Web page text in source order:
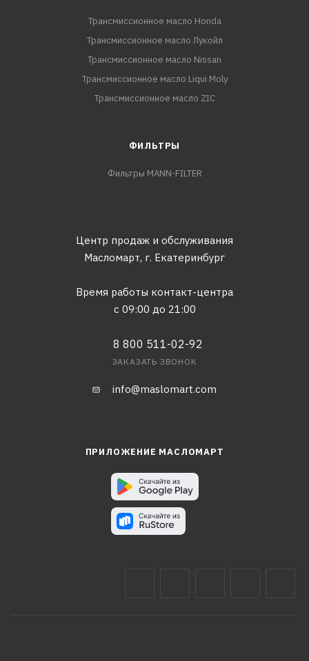
Трансмиссионное масло Honda
Трансмиссионное масло Лукойл
Трансмиссионное масло Nissan
Трансмиссионное масло Liqui Moly
Трансмиссионное масло ZIC
ФИЛЬТРЫ
Фильтры MANN-FILTER
Центр продаж и обслуживания
Масломарт, г. Екатеринбург
Время работы контакт-центра
с 09:00 до 21:00
8 800 511-02-92
ЗАКАЗАТЬ ЗВОНОК
info@maslomart.com
ПРИЛОЖЕНИЕ МАСЛОМАРТ